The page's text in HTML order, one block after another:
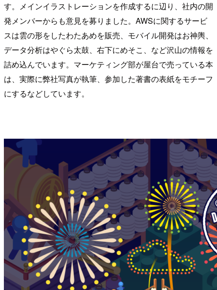
す。メインイラストレーションを作成するに辺り、社内の開
発メンバーからも意見を募りました。AWSに関するサービ
スは雲の形をしたわたあめを販売、モバイル開発はお神輿、
データ分析はやぐら太鼓、右下にめそこ、など沢山の情報を
詰め込んでいます。マーケティング部が屋台で売っている本
は、実際に弊社写真が執筆、参加した著書の表紙をモチーフ
にするなどしています。